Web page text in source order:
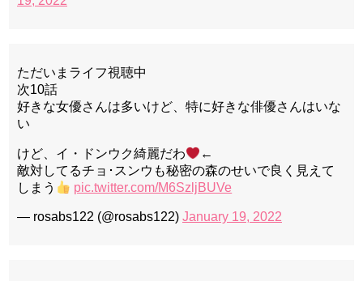
ただいまライフ視聴中
次10話
好きな女優さんは多いけど、特に好きな俳優さんはいな
い
けど、イ・ドンウク綺麗だわ
←
敵対してるチョ･スンウも秘密の森のせいで良く見えて
しまう
pic.twitter.com/M6SzljBUVe
— rosabs122 (@rosabs122) January 19, 2022